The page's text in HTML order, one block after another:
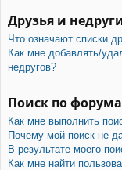
Друзья и
Что означают списки
Как мне добавлять/
недругов?
Поиск по
Как мне выполнить
Почему мой поиск не
В результате моего
Как мне найти